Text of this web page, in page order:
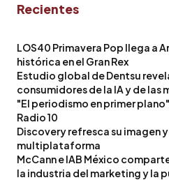
Recientes
LOS40 Primavera Pop llega a
histórica en el Gran Rex
Estudio global de Dentsu
consumidores de la IA y de las
"El periodismo en primer
Radio 10
Discovery refresca su imagen
multiplataforma
McCann e IAB México
la industria del marketing y la